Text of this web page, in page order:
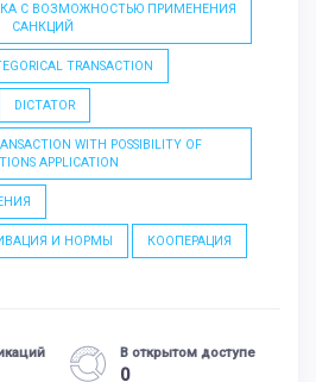
С ВОЗМОЖНОСТЬЮ ПРИМЕНЕНИЯ
САНКЦИЙ
TRANSACTION
DICTATOR
WITH POSSIBILITY OF
APPLICATION
И НОРМЫ КООПЕРАЦИЯ
В открытом доступе
0